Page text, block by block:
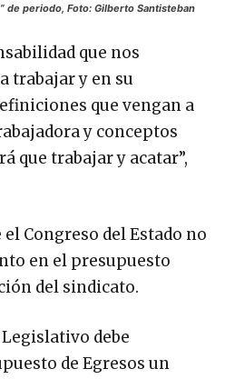
de periodo, Foto: Gilberto Santisteban
que nos
trabajar y en su
que vengan a
y conceptos
que trabajar y acatar”,
Congreso del Estado no
en el presupuesto
del sindicato.
debe
de Egresos un